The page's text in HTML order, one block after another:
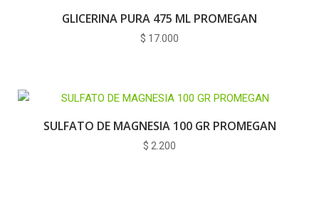
GLICERINA PURA 475 ML PROMEGAN
$ 17.000
SULFATO DE MAGNESIA 100 GR PROMEGAN
$ 2.200